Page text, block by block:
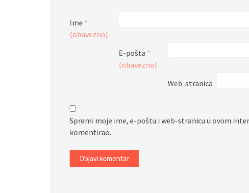
Ime *
(obavezno)
E-pošta *
(obavezno)
Web-stranica
Spremi moje ime, e-poštu i web-stranicu u ovom
komentirao.